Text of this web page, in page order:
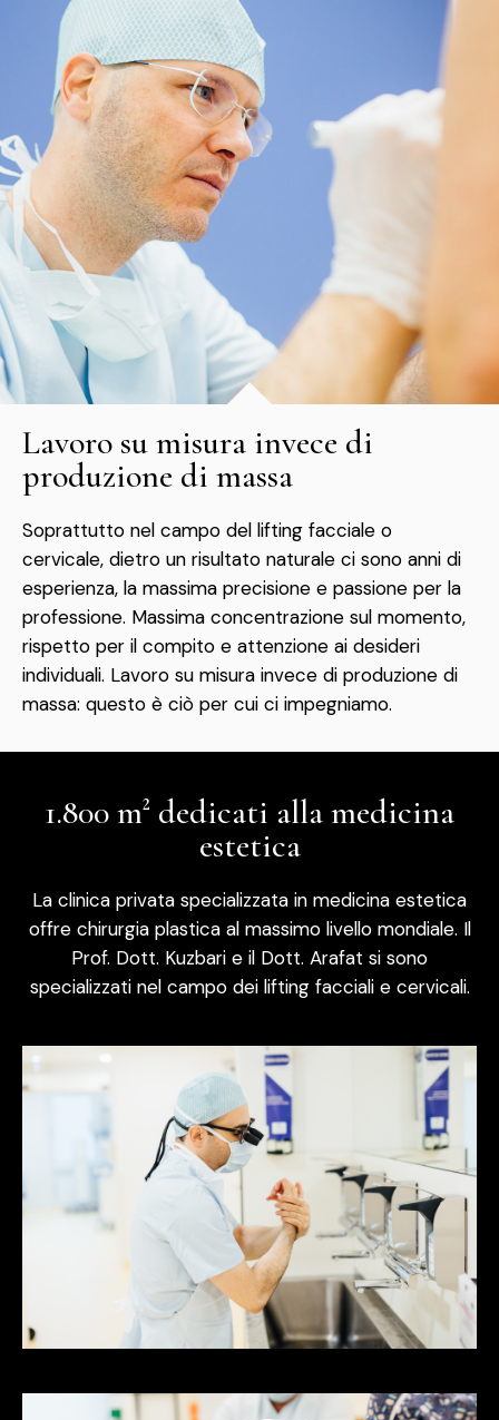
Lavoro su misura invece di
produzione di massa
Soprattutto nel campo del lifting facciale o
cervicale, dietro un risultato naturale ci sono anni di
esperienza, la massima precisione e passione per la
professione. Massima concentrazione sul momento,
rispetto per il compito e attenzione ai desideri
individuali. Lavoro su misura invece di produzione di
massa: questo è ciò per cui ci impegniamo.
1.800 m² dedicati alla medicina
estetica
La clinica privata specializzata in medicina estetica
offre chirurgia plastica al massimo livello mondiale. Il
Prof. Dott. Kuzbari e il Dott. Arafat si sono
specializzati nel campo dei lifting facciali e cervicali.